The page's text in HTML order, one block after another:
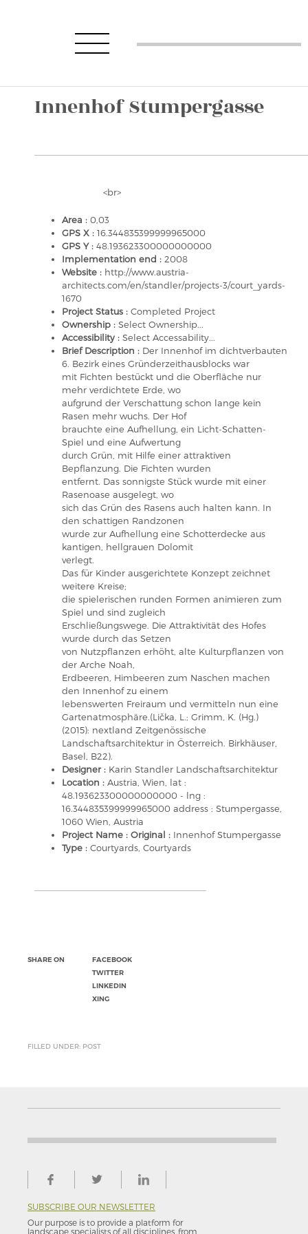
Innenhof Stumpergasse
<br>
Area : 0,03
GPS X : 16.344835399999965000
GPS Y : 48.193623300000000000
Implementation end : 2008
Website : http://www.austria-
architects.com/en/standler/projects-3/court_yards-
1670
Project Status : Completed Project
Ownership : Select Ownership...
Accessibility : Select Accessability...
Brief Description : Der Innenhof im dichtverbauten
6. Bezirk eines Gründerzeithausblocks war
mit Fichten bestückt und die Oberfläche nur
mehr verdichtete Erde, wo
aufgrund der Verschattung schon lange kein
Rasen mehr wuchs. Der Hof
brauchte eine Aufhellung, ein Licht-Schatten-
Spiel und eine Aufwertung
durch Grün, mit Hilfe einer attraktiven
Bepflanzung. Die Fichten wurden
entfernt. Das sonnigste Stück wurde mit einer
Rasenoase ausgelegt, wo
sich das Grün des Rasens auch halten kann. In
den schattigen Randzonen
wurde zur Aufhellung eine Schotterdecke aus
kantigen, hellgrauen Dolomit
verlegt.
Das für Kinder ausgerichtete Konzept zeichnet
weitere Kreise;
die spielerischen runden Formen animieren zum
Spiel und sind zugleich
Erschließungswege. Die Attraktivität des Hofes
wurde durch das Setzen
von Nutzpflanzen erhöht, alte Kulturpflanzen von
der Arche Noah,
Erdbeeren, Himbeeren zum Naschen machen
den Innenhof zu einem
lebenswerten Freiraum und vermitteln nun eine
Gartenatmosphäre.(Lička, L.; Grimm, K. (Hg.)
(2015): nextland Zeitgenössische
Landschaftsarchitektur in Österreich. Birkhäuser,
Basel, B22).
Designer : Karin Standler Landschaftsarchitektur
Location : Austria, Wien, lat :
48.193623300000000000 - lng :
16.344835399999965000 address : Stumpergasse,
1060 Wien, Austria
Project Name : Original : Innenhof Stumpergasse
Type : Courtyards, Courtyards
SHARE ON
FACEBOOK
TWITTER
LINKEDIN
XING
FILLED UNDER: POST
SUBSCRIBE OUR NEWSLETTER
Our purpose is to provide a platform for
landscape specialists of all disciplines, from